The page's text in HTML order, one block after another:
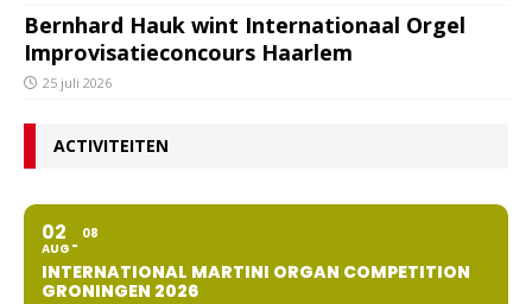
Bernhard Hauk wint Internationaal Orgel
Improvisatieconcours Haarlem
25 juli 2026
ACTIVITEITEN
02
AUG
08
INTERNATIONAL MARTINI ORGAN COMPETITION
GRONINGEN 2026